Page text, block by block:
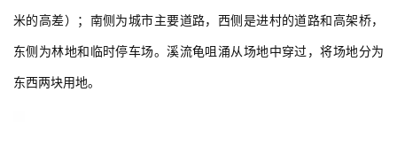
米的高差）；南侧为城市主要道路，西侧是进村的道路和高架桥，
东侧为林地和临时停车场。溪流龟咀涌从场地中穿过，将场地分为
东西两块用地。